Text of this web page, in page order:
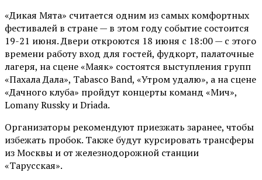
«Дикая Мята» считается одним из самых комфортных
фестивалей в стране — в этом году событие состоится
19-21 июня. Двери откроются 18 июня с 18:00 — с этого
времени работу вход для гостей, фудкорт, палаточные
лагеря, на сцене «Маяк» состоятся выступления групп
«Пахала Дала», Tabasco Band, «Утром удалю», а на сцене
«Дачного клуба» пройдут концерты команд «Мич»,
Lomany Russky и Driada.
Организаторы рекомендуют приезжать заранее, чтобы
избежать пробок. Также будут курсировать трансферы
из Москвы и от железнодорожной станции
«Тарусская».